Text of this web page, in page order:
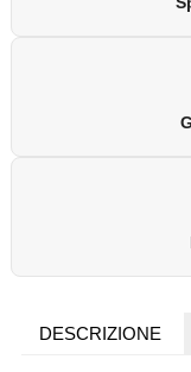
DESCRIZIONE